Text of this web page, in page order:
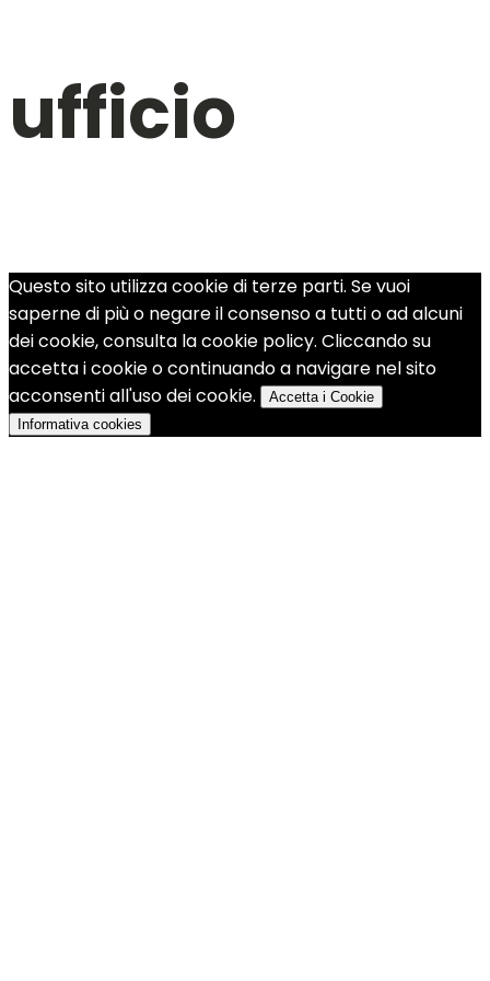
ufficio
Questo sito utilizza cookie di terze parti. Se vuoi
saperne di più o negare il consenso a tutti o ad alcuni
dei cookie, consulta la cookie policy. Cliccando su
accetta i cookie o continuando a navigare nel sito
acconsenti all'uso dei cookie.
Accetta i Cookie
Informativa cookies